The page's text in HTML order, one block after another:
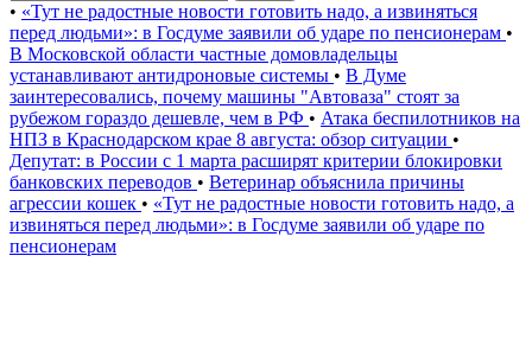
• «Тут не радостные новости готовить надо, а извиняться
перед людьми»: в Госдуме заявили об ударе по пенсионерам •
В Московской области частные домовладельцы
устанавливают антидроновые системы • В Думе
заинтересовались, почему машины "Автоваза" стоят за
рубежом гораздо дешевле, чем в РФ • Атака беспилотников на
НПЗ в Краснодарском крае 8 августа: обзор ситуации •
Депутат: в России с 1 марта расширят критерии блокировки
банковских переводов • Ветеринар объяснила причины
агрессии кошек • «Тут не радостные новости готовить надо, а
извиняться перед людьми»: в Госдуме заявили об ударе по
пенсионерам